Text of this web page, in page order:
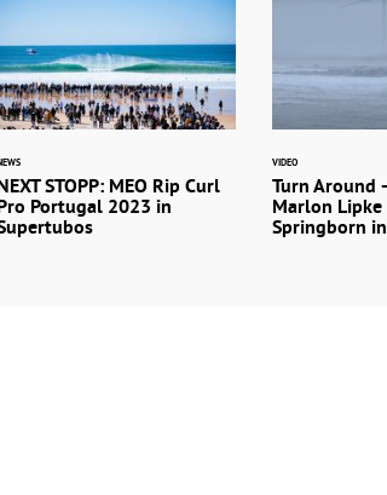
STOPP: MEO Rip Curl
Portugal 2023 in
VIDEO
Turn Around
Marlon
Springborn